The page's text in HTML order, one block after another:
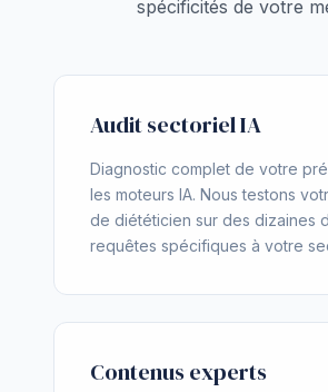
spécificités de votre
Audit sectoriel IA
Diagnostic complet de votre
les moteurs IA. Nous testons
de diététicien sur des dizaines
requêtes spécifiques à votre
Contenus experts